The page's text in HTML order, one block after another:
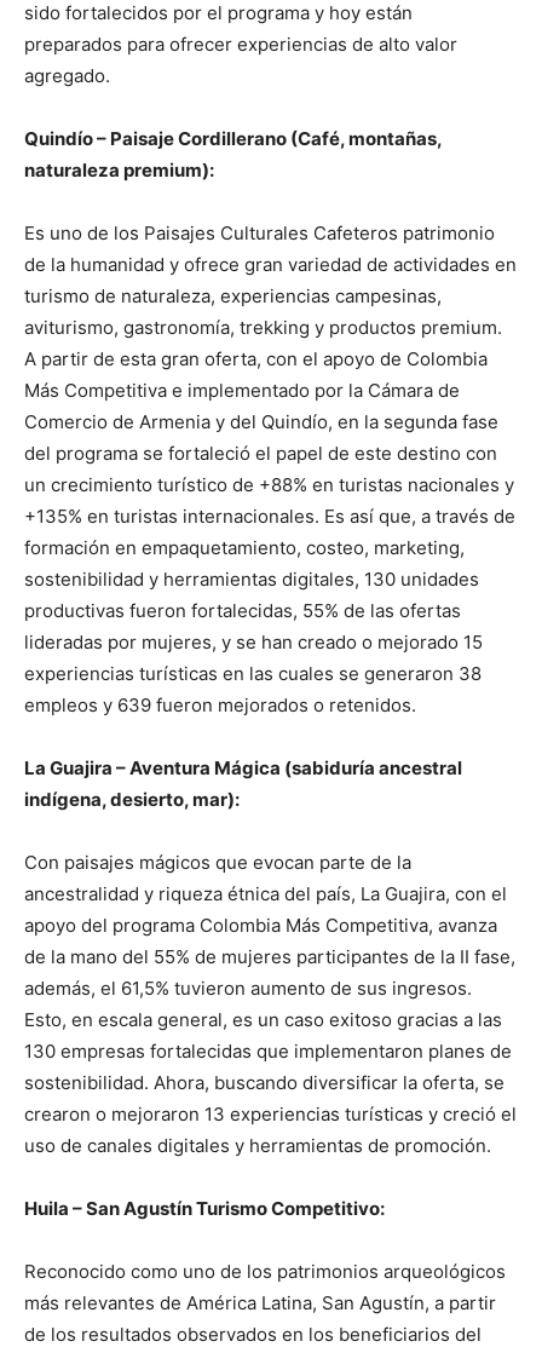
sido fortalecidos por el programa y hoy están
preparados para ofrecer experiencias de alto valor
agregado.
Quindío – Paisaje Cordillerano (Café, montañas,
naturaleza premium):
Es uno de los Paisajes Culturales Cafeteros patrimonio
de la humanidad y ofrece gran variedad de actividades en
turismo de naturaleza, experiencias campesinas,
aviturismo, gastronomía, trekking y productos premium.
A partir de esta gran oferta, con el apoyo de Colombia
Más Competitiva e implementado por la Cámara de
Comercio de Armenia y del Quindío, en la segunda fase
del programa se fortaleció el papel de este destino con
un crecimiento turístico de +88% en turistas nacionales y
+135% en turistas internacionales. Es así que, a través de
formación en empaquetamiento, costeo, marketing,
sostenibilidad y herramientas digitales, 130 unidades
productivas fueron fortalecidas, 55% de las ofertas
lideradas por mujeres, y se han creado o mejorado 15
experiencias turísticas en las cuales se generaron 38
empleos y 639 fueron mejorados o retenidos.
La Guajira – Aventura Mágica (sabiduría ancestral
indígena, desierto, mar):
Con paisajes mágicos que evocan parte de la
ancestralidad y riqueza étnica del país, La Guajira, con el
apoyo del programa Colombia Más Competitiva, avanza
de la mano del 55% de mujeres participantes de la II fase,
además, el 61,5% tuvieron aumento de sus ingresos.
Esto, en escala general, es un caso exitoso gracias a las
130 empresas fortalecidas que implementaron planes de
sostenibilidad. Ahora, buscando diversificar la oferta, se
crearon o mejoraron 13 experiencias turísticas y creció el
uso de canales digitales y herramientas de promoción.
Huila – San Agustín Turismo Competitivo:
Reconocido como uno de los patrimonios arqueológicos
más relevantes de América Latina, San Agustín, a partir
de los resultados observados en los beneficiarios del